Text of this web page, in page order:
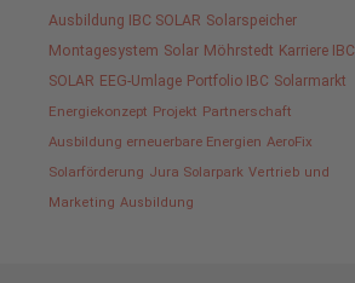
Ausbildung IBC SOLAR Solarspeicher
Montagesystem Solar Möhrstedt Karriere IBC
SOLAR EEG-Umlage Portfolio IBC Solarmarkt
Energiekonzept Projekt Partnerschaft
Ausbildung erneuerbare Energien AeroFix
Solarförderung Jura Solarpark Vertrieb und
Marketing Ausbildung